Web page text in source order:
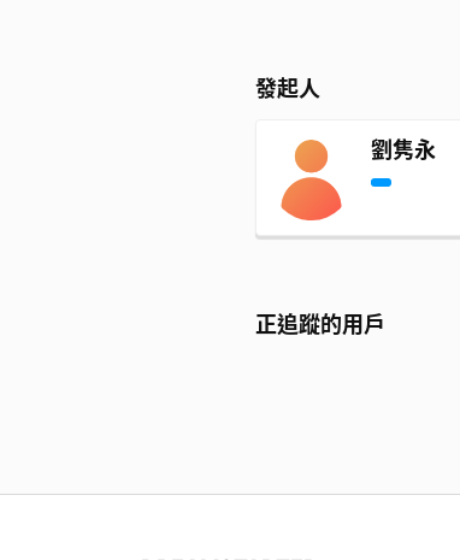
發起人
劉隽永
正追蹤的用戶